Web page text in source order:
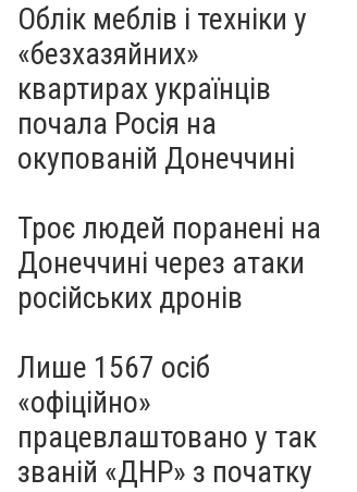
Облік меблів і техніки у
«безхазяйних»
квартирах українців
почала Росія на
окупованій Донеччині
Троє людей поранені на
Донеччині через атаки
російських дронів
Лише 1567 осіб
«офіційно»
працевлаштовано у так
званій «ДНР» з початку